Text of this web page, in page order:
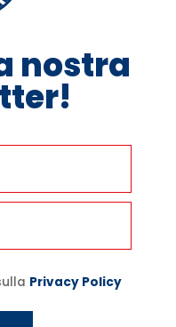
nostra
Privacy Policy